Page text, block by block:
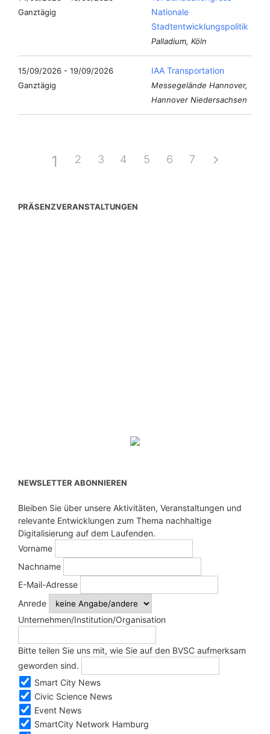
Ganztägig
Nationale
Stadtentwicklungspolitik
Palladium, Köln
15/09/2026 - 19/09/2026
Ganztägig
IAA Transportation
Messegelände Hannover,
Hannover Niedersachsen
1 2 3 4 5 6 7
PRÄSENZVERANSTALTUNGEN
NEWSLETTER ABONNIEREN
Bleiben Sie über unsere Aktivitäten, Veranstaltungen und
relevante Entwicklungen zum Thema nachhaltige
Digitalisierung auf dem Laufenden.
Vorname
Nachname
E-Mail-Adresse
Anrede
Unternehmen/Institution/Organisation
Bitte teilen Sie uns mit, wie Sie auf den BVSC aufmerksam
geworden sind.
Smart City News
Civic Science News
Event News
SmartCity Network Hamburg